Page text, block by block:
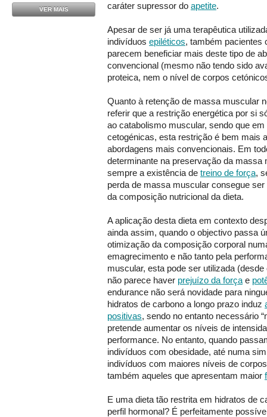
caráter supressor do apetite.
Apesar de ser já uma terapêutica
indivíduos epiléticos, também pacientes
parecem beneficiar mais deste tipo de
convencional (mesmo não tendo sido
proteica, nem o nível de corpos
Quanto à retenção de massa muscular
referir que a restrição energética por si
ao catabolismo muscular, sendo que
cetogénicas, esta restrição é bem mais
abordagens mais convencionais. Em
determinante na preservação da massa
sempre a existência de treino de força,
perda de massa muscular consegue ser
da composição nutricional da dieta.
A aplicação desta dieta em contexto
ainda assim, quando o objectivo passa
otimização da composição corporal
emagrecimento e não tanto pela
muscular, esta pode ser utilizada
não parece haver prejuízo da força e
endurance não será novidade para
hidratos de carbono a longo prazo induz
positivas, sendo no entanto necessário
pretende aumentar os níveis de
performance. No entanto, quando
indivíduos com obesidade, até numa
indivíduos com maiores níveis de
também aqueles que apresentam maior
E uma dieta tão restrita em hidratos de
perfil hormonal? É perfeitamente
VER MAIS